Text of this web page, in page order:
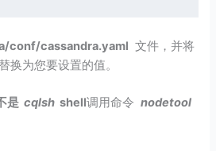
conf/cassandra.yaml 文件，并将
换为您要设置的值。
是cqlsh shell调用命令nodetool